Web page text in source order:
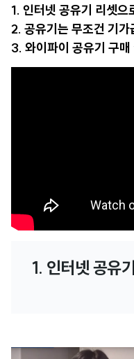
1. 인터넷 공유기 리셋
2. 공유기는 무조건 기
3. 와이파이 공유기 구매
1. 인터넷 공유